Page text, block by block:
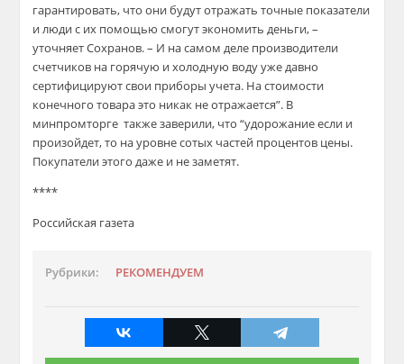
гарантировать, что они будут отражать точные показатели
и люди с их помощью смогут экономить деньги, –
уточняет Сохранов. – И на самом деле производители
счетчиков на горячую и холодную воду уже давно
сертифицируют свои приборы учета. На стоимости
конечного товара это никак не отражается”. В
минпромторге также заверили, что “удорожание если и
произойдет, то на уровне сотых частей процентов цены.
Покупатели этого даже и не заметят.
****
Российская газета
Рубрики: РЕКОМЕНДУЕМ